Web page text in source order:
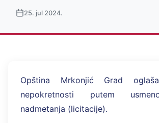
25. jul 2024.
Opština Mrkonjić Grad
nepokretnosti putem
nadmetanja (licitacije).